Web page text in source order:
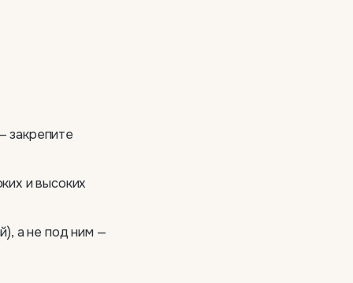
закрепите
и высоких
а не под ним —